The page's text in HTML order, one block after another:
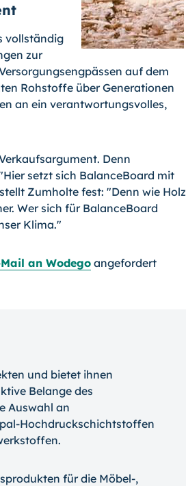
vollständig
zur
auf dem
Rohstoffe über Generationen
an ein verantwortungsvolles,
Denn
setzt sich BalanceBoard mit
Zumholte fest: "Denn wie Holz
Wer sich für BalanceBoard
Klima."
an Wodego angefordert
und bietet ihnen
Belange des
Auswahl an
Hochdruckschichtstoffen
für die Möbel-,